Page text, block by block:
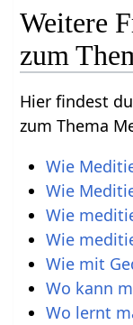
Weitere
zum
Hier findest
zum Thema
Wie
Wie
Wie
Wie
Wie mit
Wo kann
Wo lernt